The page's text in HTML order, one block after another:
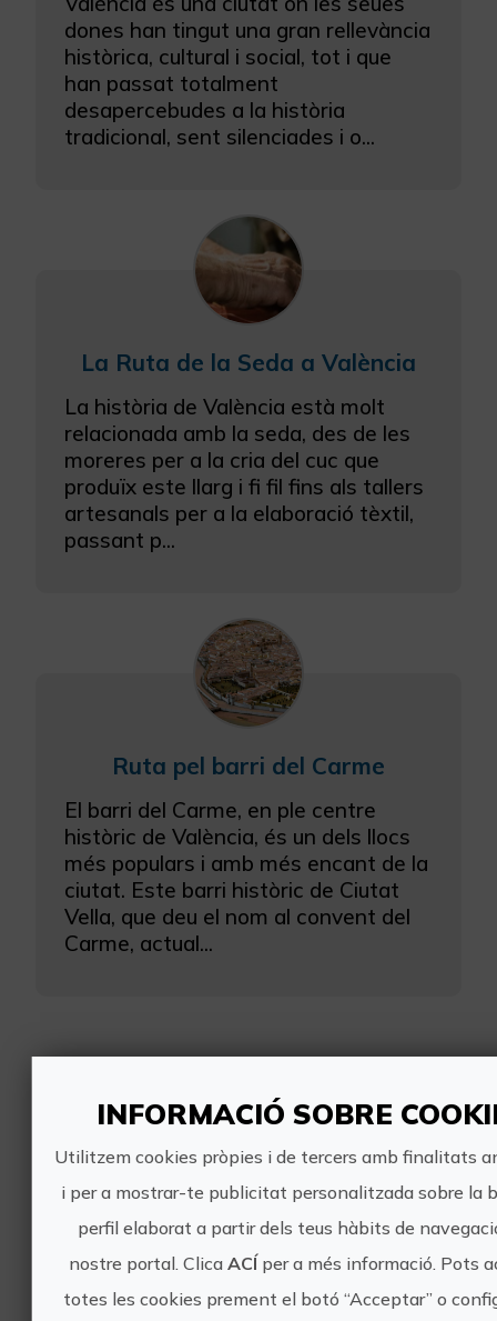
dones han tingut una gran rellevància
històrica, cultural i social, tot i que
han passat totalment
desapercebudes a la història
tradicional, sent silenciades i o...
La Ruta de la Seda a València
La història de València està molt
relacionada amb la seda, des de les
moreres per a la cria del cuc que
produïx este llarg i fi fil fins als tallers
artesanals per a la elaboració tèxtil,
passant p...
Ruta pel barri del Carme
El barri del Carme, en ple centre
històric de València, és un dels llocs
més populars i amb més encant de la
ciutat. Este barri històric de Ciutat
Vella, que deu el nom al convent del
Carme, actual...
Experiències
pròximes
Sants Joans, l'esplendor del
Barroc
INFORMACIÓ SOBRE
Utilitzem cookies pròpies i de tercers amb finalitats
i per a mostrar-te publicitat personalitzada sobre la
perfil elaborat a partir dels teus hàbits de
nostre portal. Clica ACÍper a més informació. Pots
totes les cookies prement el botó “Acceptar” o